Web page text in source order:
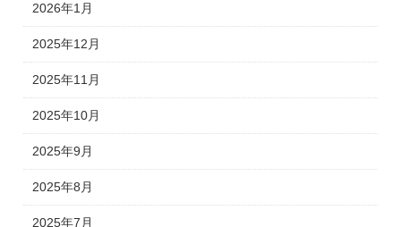
2026年1月
2025年12月
2025年11月
2025年10月
2025年9月
2025年8月
2025年7月